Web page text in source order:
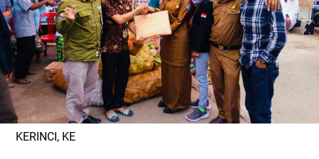
KERINCI, KE